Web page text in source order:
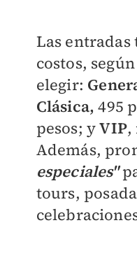
Las
costos,
elegir:
Clásica, 495
pesos; yVIP,
Además,
especiales"
tours,